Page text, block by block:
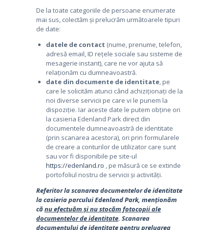
De la toate categoriile de persoane enumerate
mai sus, colectăm și prelucrăm următoarele tipuri
de date:
datele de contact (nume, prenume, telefon,
adresă email, ID rețele sociale sau sisteme de
mesagerie instant), care ne vor ajuta să
relaționăm cu dumneavoastră.
date din documente de identitate, pe
care le solicităm atunci când achiziționați de la
noi diverse servicii pe care vi le punem la
dispoziție. Iar aceste date le putem obține ori
la casieria Edenland Park direct din
documentele dumneavoastră de identitate
(prin scanarea acestora), ori prin formularele
de creare a conturilor de utilizator care sunt
sau vor fi disponibile pe site-ul
https://edenland.ro , pe măsură ce se extinde
portofoliul nostru de servicii și activități.
Referitor la scanarea documentelor de identitate
la casieria parcului Edenland Park, menționăm
cănu efectuăm și nu stocăm fotocopii ale
documentelor de identitate. Scanarea
documentului de identitate pentru preluarea